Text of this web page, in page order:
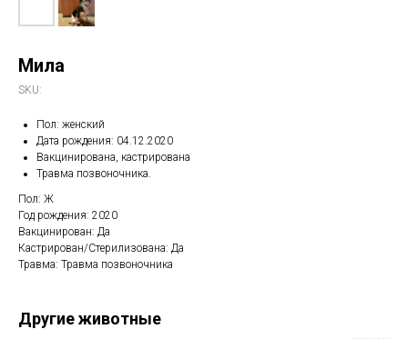
Мила
SKU:
Пол: женский
Дата рождения: 04.12.2020
Вакцинирована, кастрирована
Травма позвоночника.
Пол: Ж
Год рождения: 2020
Вакцинирован: Да
Кастрирован/Стерилизована: Да
Травма: Травма позвоночника
Другие животные